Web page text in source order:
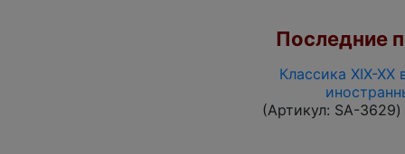
Последние
Классика XIX-
(Артикул: SA-3629)